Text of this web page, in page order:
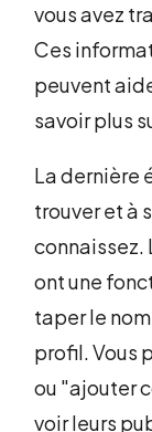
vous avez
Ces
peuvent
savoir plus
La dernière
trouver et à
connaissez.
ont une
taper le
profil. Vous
ou "ajouter
voir leurs